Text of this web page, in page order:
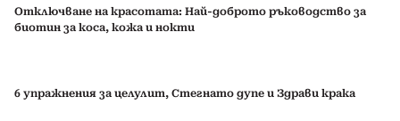
Отключване на красотата: Най-доброто ръководство за
биотин за коса, кожа и нокти
6 упражнения за целулит, Стегнато дупе и Здрави крака